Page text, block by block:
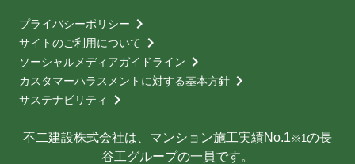
プライバシーポリシー chevron_right
サイトのご利用について chevron_right
ソーシャルメディアガイドライン chevron_right
カスタマーハラスメントに対する基本方針 chevron_right
サステナビリティ chevron_right
不二建設株式会社は、 マンション施工実績No.1 ※1の長
谷工グループの一員です。